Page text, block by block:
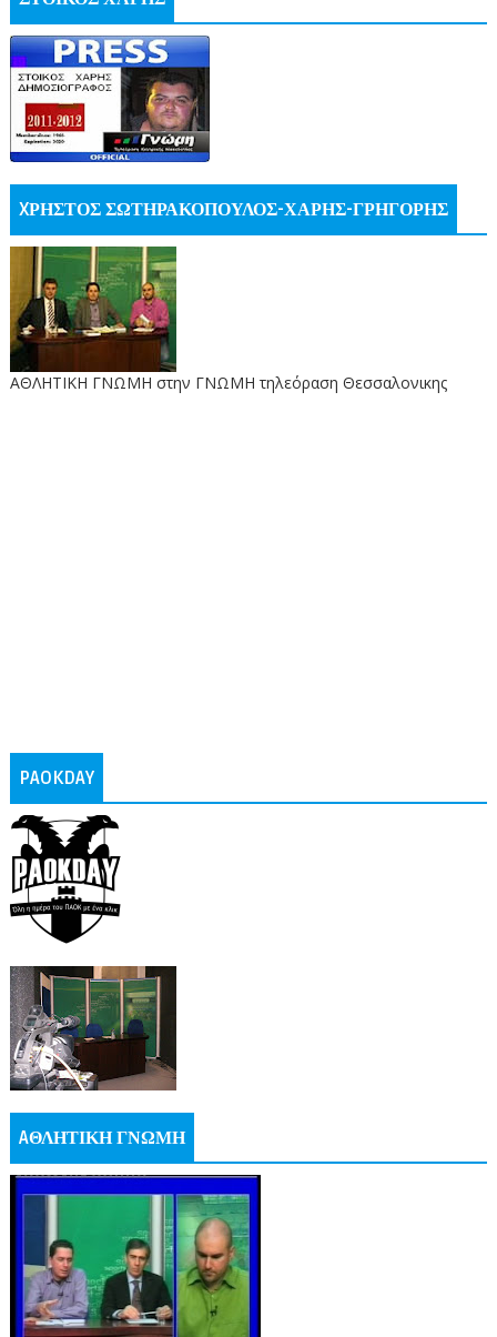
XΡΗΣΤΟΣ ΣΩΤΗΡΑΚΟΠΟΥΛΟΣ-ΧΑΡΗΣ-ΓΡΗΓΟΡΗΣ
ΑΘΛΗΤΙΚΗ ΓΝΩΜΗ στην ΓΝΩΜΗ τηλεόραση Θεσσαλονικης
PAOKDAY
AΘΛΗΤΙΚΗ ΓΝΩΜΗ